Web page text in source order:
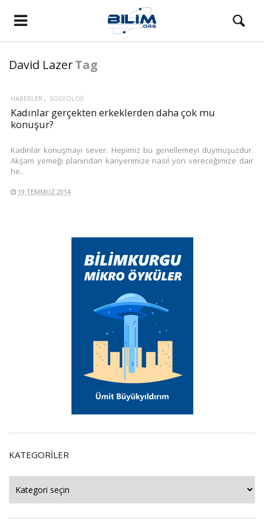
David LazerTag
HABERLER SOSYOLOJI
Kadınlar gerçekten erkeklerden daha çok mu
konuşur?
Kadınlar konuşmayı sever. Hepimiz bu genellemeyi duymuşuzdur.
Akşam yemeği planından kariyerimize nasıl yön vereceğimize dair
he..
19 TEMMUZ 2014
KATEGORILER